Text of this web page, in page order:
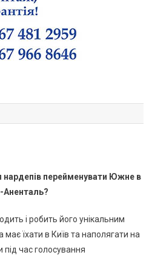
нардепів перейменувати Южне в
Аненталь?
і робить його унікальним
їхати в Київ та наполягати на
під час голосування